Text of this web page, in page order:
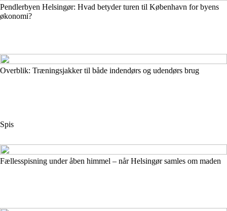
Pendlerbyen Helsingør: Hvad betyder turen til København for byens
økonomi?
Overblik: Træningsjakker til både indendørs og udendørs brug
Spis
Fællesspisning under åben himmel – når Helsingør samles om maden